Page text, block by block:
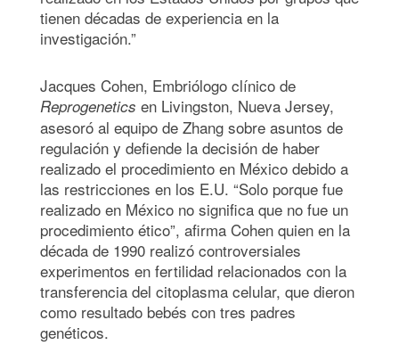
tienen décadas de experiencia en la
investigación.”
Jacques Cohen, Embriólogo clínico de
Reprogenetics en Livingston, Nueva Jersey,
asesoró al equipo de Zhang sobre asuntos de
regulación y defiende la decisión de haber
realizado el procedimiento en México debido a
las restricciones en los E.U. “Solo porque fue
realizado en México no significa que no fue un
procedimiento ético”, afirma Cohen quien en la
década de 1990 realizó controversiales
experimentos en fertilidad relacionados con la
transferencia del citoplasma celular, que dieron
como resultado bebés con tres padres
genéticos.